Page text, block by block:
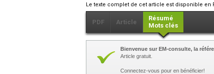
Le texte complet de cet article est disponible en
PDF Article
Résumé
Mots clés
Bienvenue sur EM-consulte, la
Article gratuit.
Connectez-vous pour en bénéficier!